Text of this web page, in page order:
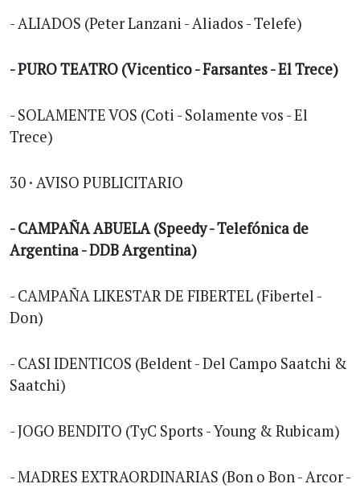
- ALIADOS (Peter Lanzani - Aliados - Telefe)
- PURO TEATRO (Vicentico - Farsantes - El Trece)
- SOLAMENTE VOS (Coti - Solamente vos - El
Trece)
30 · AVISO PUBLICITARIO
- CAMPAÑA ABUELA (Speedy - Telefónica de
Argentina - DDB Argentina)
- CAMPAÑA LIKESTAR DE FIBERTEL (Fibertel -
Don)
- CASI IDENTICOS (Beldent - Del Campo Saatchi &
Saatchi)
- JOGO BENDITO (TyC Sports - Young & Rubicam)
- MADRES EXTRAORDINARIAS (Bon o Bon - Arcor -